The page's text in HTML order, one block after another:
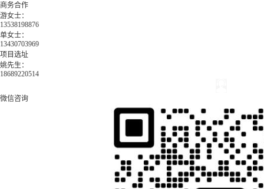
商务合作
游女士：
13538198876
单女士：
13430703969
项目选址
姚先生：
18689220514
微信咨询